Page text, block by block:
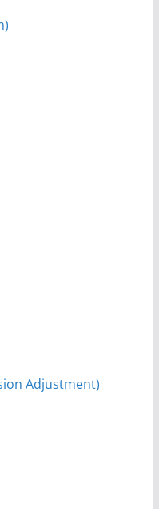
Adjustment)